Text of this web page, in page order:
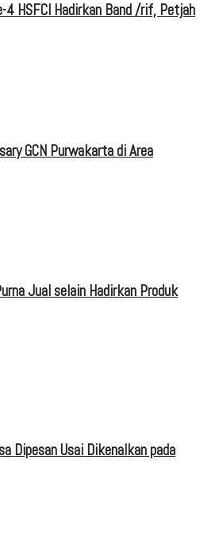
4 HSFCI Hadirkan Band /rif, Petjah
GCN Purwakarta di Area
Jual selain Hadirkan Produk
Dipesan Usai Dikenalkan pada